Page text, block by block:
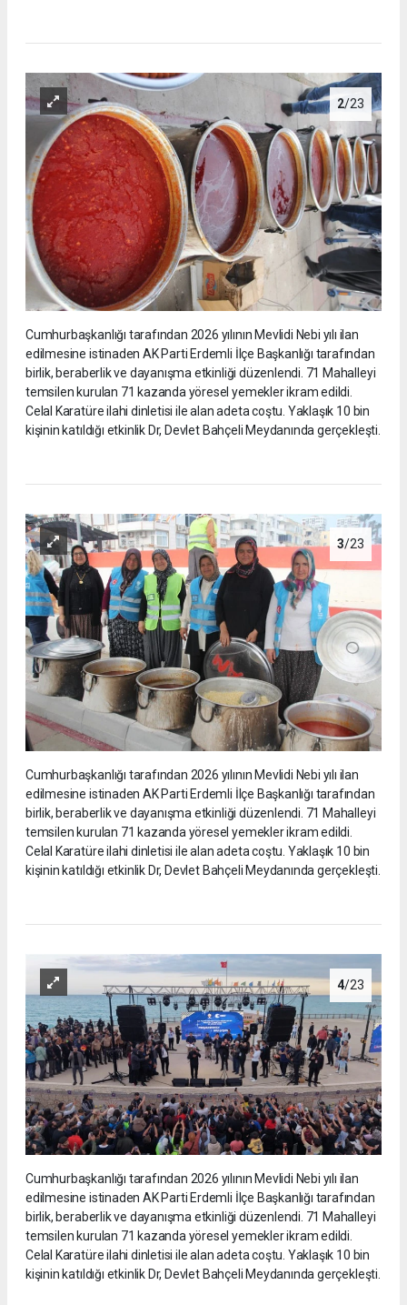
2/23
Cumhurbaşkanlığı tarafından 2026 yılının Mevlidi Nebi yılı ilan
edilmesine istinaden AK Parti Erdemli İlçe Başkanlığı tarafından
birlik, beraberlik ve dayanışma etkinliği düzenlendi. 71 Mahalleyi
temsilen kurulan 71 kazanda yöresel yemekler ikram edildi.
Celal Karatüre ilahi dinletisi ile alan adeta coştu. Yaklaşık 10 bin
kişinin katıldığı etkinlik Dr, Devlet Bahçeli Meydanında gerçekleşti.
3/23
Cumhurbaşkanlığı tarafından 2026 yılının Mevlidi Nebi yılı ilan
edilmesine istinaden AK Parti Erdemli İlçe Başkanlığı tarafından
birlik, beraberlik ve dayanışma etkinliği düzenlendi. 71 Mahalleyi
temsilen kurulan 71 kazanda yöresel yemekler ikram edildi.
Celal Karatüre ilahi dinletisi ile alan adeta coştu. Yaklaşık 10 bin
kişinin katıldığı etkinlik Dr, Devlet Bahçeli Meydanında gerçekleşti.
4/23
Cumhurbaşkanlığı tarafından 2026 yılının Mevlidi Nebi yılı ilan
edilmesine istinaden AK Parti Erdemli İlçe Başkanlığı tarafından
birlik, beraberlik ve dayanışma etkinliği düzenlendi. 71 Mahalleyi
temsilen kurulan 71 kazanda yöresel yemekler ikram edildi.
Celal Karatüre ilahi dinletisi ile alan adeta coştu. Yaklaşık 10 bin
kişinin katıldığı etkinlik Dr, Devlet Bahçeli Meydanında gerçekleşti.